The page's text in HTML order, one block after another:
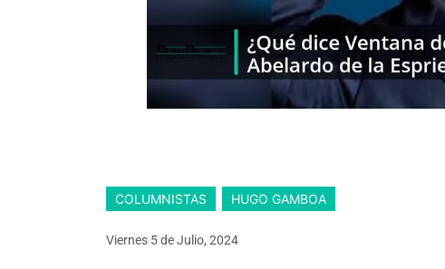
COLUMNISTAS HUGO GAMBOA
Viernes 5deJulio, 2024